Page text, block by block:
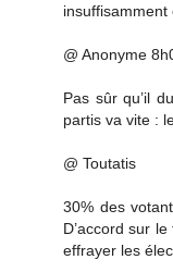
insuffisamment
@ Anonyme
Pas sûr qu’il
partis va vite :
@ Toutatis
30% des
D’accord sur
effrayer les